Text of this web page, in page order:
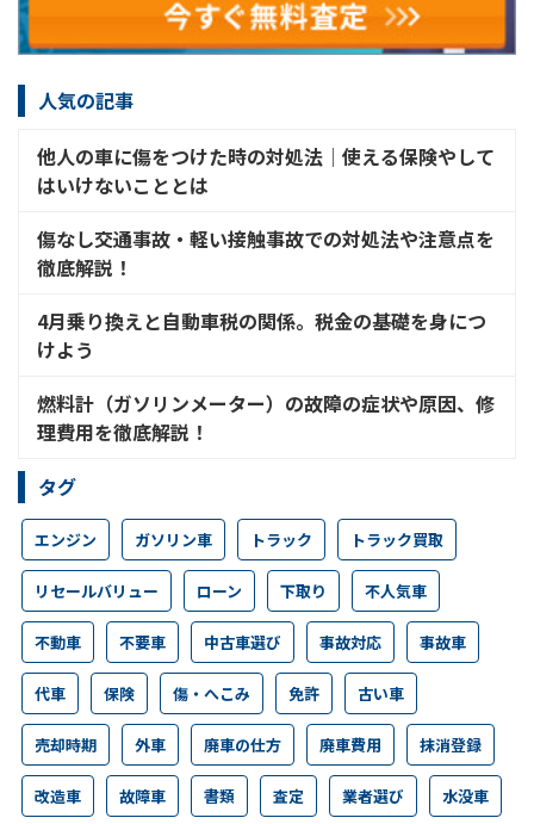
人気の記事
他人の車に傷をつけた時の対処法│使える保険やして
はいけないこととは
傷なし交通事故・軽い接触事故での対処法や注意点を
徹底解説！
4月乗り換えと自動車税の関係。税金の基礎を身につ
けよう
燃料計（ガソリンメーター）の故障の症状や原因、修
理費用を徹底解説！
タグ
エンジン ガソリン車 トラック トラック買取
リセールバリュー ローン 下取り 不人気車
不動車 不要車 中古車選び 事故対応 事故車
代車 保険 傷・へこみ 免許 古い車
売却時期 外車 廃車の仕方 廃車費用 抹消登録
改造車 故障車 書類 査定 業者選び 水没車